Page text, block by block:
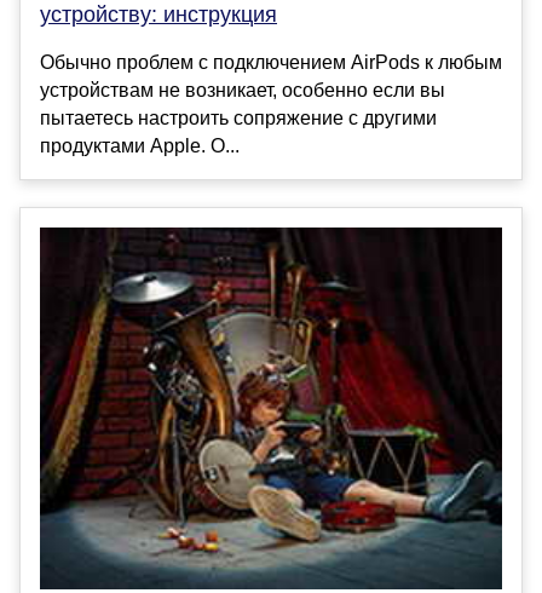
устройству: инструкция
Обычно проблем с подключением AirPods к любым
устройствам не возникает, особенно если вы
пытаетесь настроить сопряжение с другими
продуктами Apple. О...